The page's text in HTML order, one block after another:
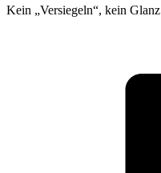
Kein „Versiegeln“, kein Glanz